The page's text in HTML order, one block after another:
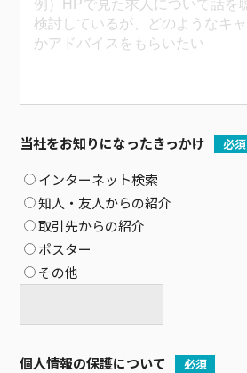
当社をお知りになったきっかけ 必須
インターネット検索
知人・友人からの紹介
取引先からの紹介
ポスター
その他
個人情報の保護について 必須